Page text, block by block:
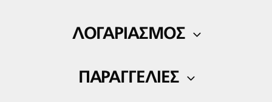
ΛΟΓΑΡΙΑΣΜΟΣ
ΠΑΡΑΓΓΕΛΙΕΣ